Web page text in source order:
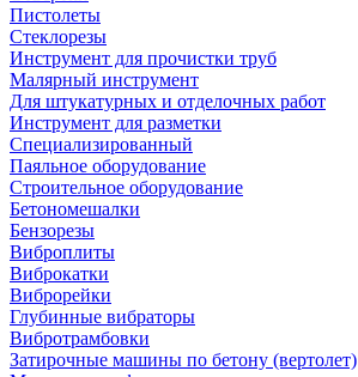
Пистолеты
Стеклорезы
Инструмент для прочистки труб
Малярный инструмент
Для штукатурных и отделочных работ
Инструмент для разметки
Специализированный
Паяльное оборудование
Строительное оборудование
Бетономешалки
Бензорезы
Виброплиты
Виброкатки
Виброрейки
Глубинные вибраторы
Вибротрамбовки
Затирочные машины по бетону (вертолет)